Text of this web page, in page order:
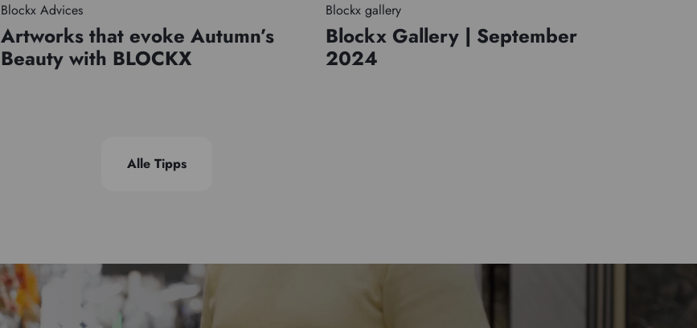
Blockx Advices
Artworks that evoke Autumn’s
Beauty with BLOCKX
Blockx gallery
Blockx Gallery | September
2024
Alle Tipps